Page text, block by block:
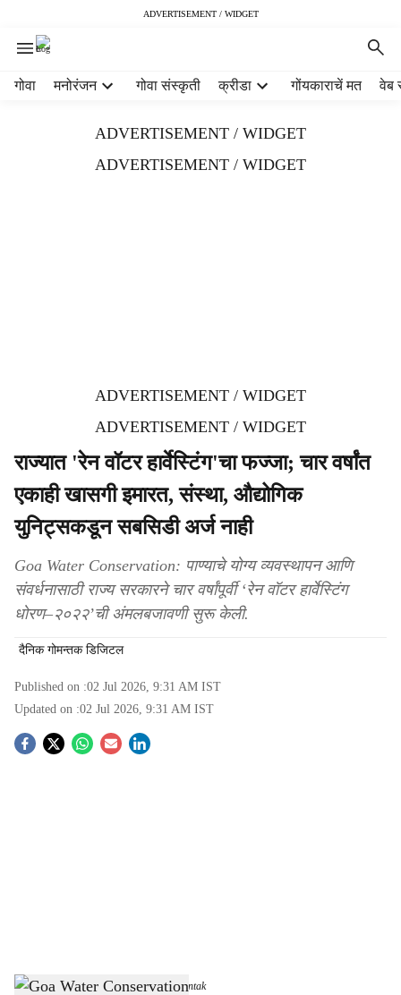
ADVERTISEMENT / WIDGET
गोवा मनोरंजन गोवा संस्कृती क्रीडा गोंयकाराचें मत वेब
ADVERTISEMENT / WIDGET
ADVERTISEMENT / WIDGET
ADVERTISEMENT / WIDGET
ADVERTISEMENT / WIDGET
राज्‍यात 'रेन वॉटर हार्वेस्‍टिंग'चा फज्‍जा; चार वर्षांत
एकाही खासगी इमारत, संस्‍था, औद्योगिक
युनिट्सकडून सबसिडी अर्ज नाही
Goa Water Conservation: पाण्‍याचे योग्‍य व्‍यवस्‍थापन आणि
संवर्धनासाठी राज्‍य सरकारने चार वर्षांपूर्वी ‘रेन वॉटर हार्वेस्‍टिंग
धोरण–२०२२’ची अंमलबजावणी सुरू केली.
दैनिक गोमन्तक डिजिटल
Published on :02 Jul 2026, 9:31 AM IST
Updated on :02 Jul 2026, 9:31 AM IST
S
Goa Water Conservation-Dainik Gomantak